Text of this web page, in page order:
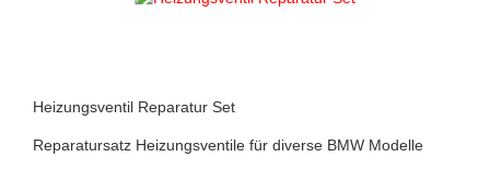
Heizungsventil Reparatur Set
Reparatursatz Heizungsventile für diverse BMW Modelle